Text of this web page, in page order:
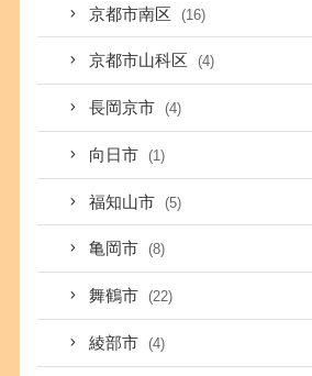
京都市南区 (16)
京都市山科区 (4)
長岡京市 (4)
向日市 (1)
福知山市 (5)
亀岡市 (8)
舞鶴市 (22)
綾部市 (4)